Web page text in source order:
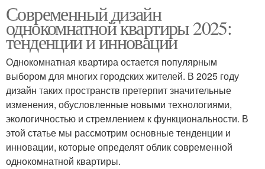
Современный дизайн
однокомнатной квартиры 2025:
тенденции и инновации
Однокомнатная квартира остается популярным
выбором для многих городских жителей. В 2025 году
дизайн таких пространств претерпит значительные
изменения, обусловленные новыми технологиями,
экологичностью и стремлением к функциональности. В
этой статье мы рассмотрим основные тенденции и
инновации, которые определят облик современной
однокомнатной квартиры.